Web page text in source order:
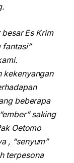
Es Krim
fantasi”
kekenyangan
beberapa
saking
Oetomo
, “senyum”
terpesona